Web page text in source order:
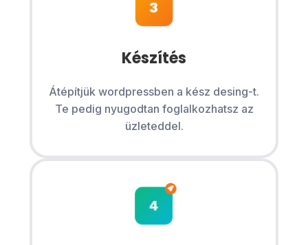
Készítés
Átépítjük wordpressben a kész desing-t.
Te pedig nyugodtan foglalkozhatsz az
üzleteddel.